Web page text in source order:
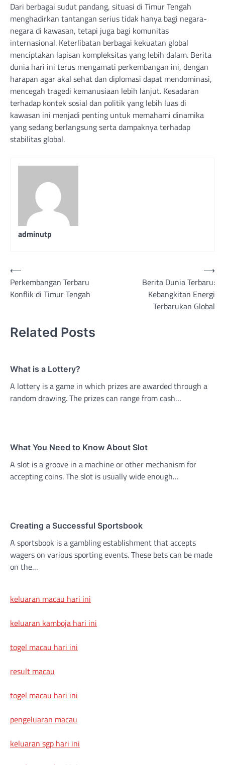
Dari berbagai sudut pandang, situasi di Timur Tengah
menghadirkan tantangan serius tidak hanya bagi negara-
negara di kawasan, tetapi juga bagi komunitas
internasional. Keterlibatan berbagai kekuatan global
menciptakan lapisan kompleksitas yang lebih dalam. Berita
dunia hari ini terus mengamati perkembangan ini, dengan
harapan agar akal sehat dan diplomasi dapat mendominasi,
mencegah tragedi kemanusiaan lebih lanjut. Kesadaran
terhadap kontek sosial dan politik yang lebih luas di
kawasan ini menjadi penting untuk memahami dinamika
yang sedang berlangsung serta dampaknya terhadap
stabilitas global.
adminutp
Post
navigation
⟵
Perkembangan Terbaru
Konflik di Timur Tengah
Berita Dunia Terbaru:
Kebangkitan Energi
Terbarukan Global
⟶
Related Posts
What is a Lottery?
A lottery is a game in which prizes are awarded through a
random drawing. The prizes can range from cash…
What You Need to Know About Slot
A slot is a groove in a machine or other mechanism for
accepting coins. The slot is usually wide enough…
Creating a Successful Sportsbook
A sportsbook is a gambling establishment that accepts
wagers on various sporting events. These bets can be made
on the…
keluaran macau hari ini
keluaran kamboja hari ini
togel macau hari ini
result macau
togel macau hari ini
pengeluaran macau
keluaran sgp hari ini